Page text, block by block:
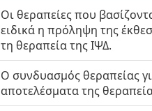
Οι θεραπείες που
ειδικά η πρόληψη της
τη θεραπεία της ΙΨΔ.
Ο συνδυασμός θεραπείας
αποτελέσματα της